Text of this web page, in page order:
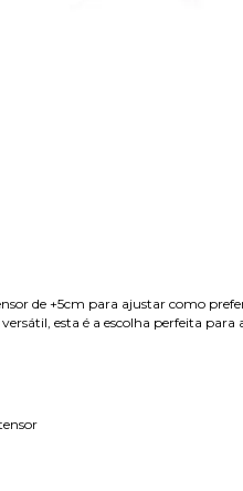
de +5cm para ajustar como
esta é a escolha perfeita